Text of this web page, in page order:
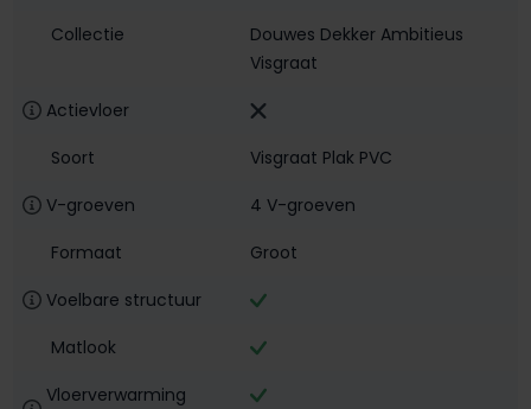
Collectie
Douwes Dekker Ambitieus
Visgraat
Actievloer
Soort
Visgraat Plak PVC
V-groeven
4 V-groeven
Formaat
Groot
Voelbare structuur
Matlook
Vloerverwarming